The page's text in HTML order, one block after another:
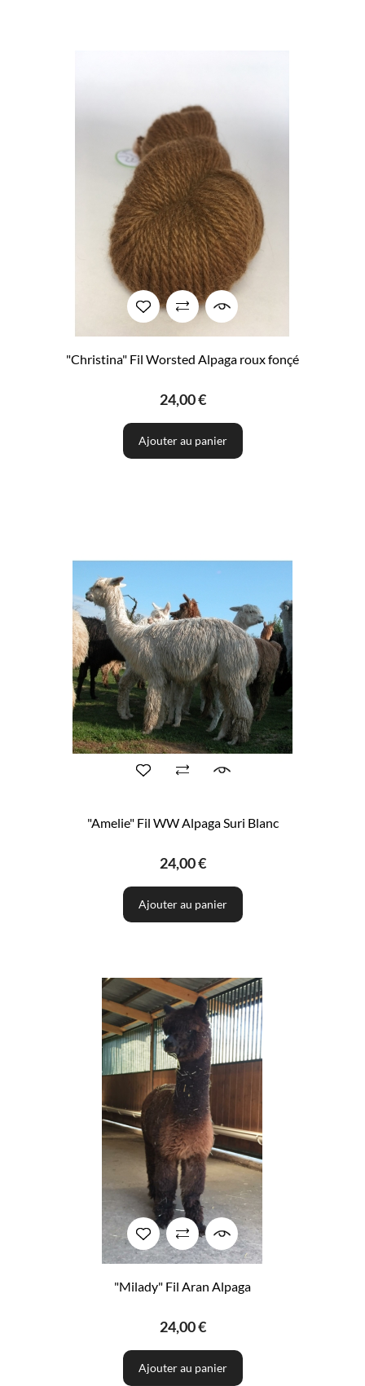
"Christina" Fil Worsted Alpaga roux fonçé
24,00 €
Ajouter au panier
"Amelie" Fil WW Alpaga Suri Blanc
24,00 €
Ajouter au panier
"Milady" Fil Aran Alpaga
24,00 €
Ajouter au panier